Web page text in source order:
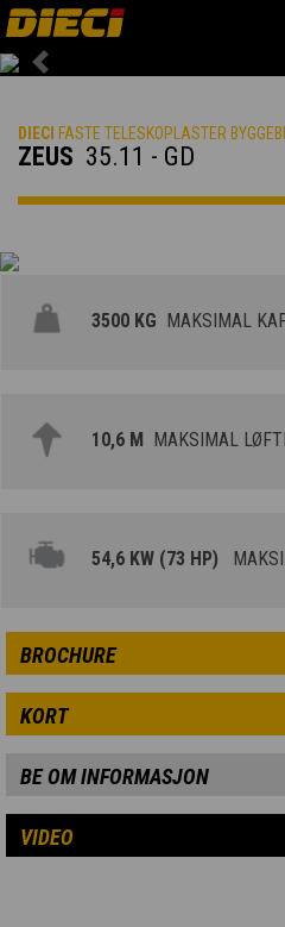
Previous
DIECI FASTE TELESKOPLASTER
ZEUS 35.11 - GD
3500 KG MAKSIMAL
10,6 M MAKSIMAL
54,6 KW (73 HP)
BROCHURE
KORT
BE OM INFORMASJON
VIDEO